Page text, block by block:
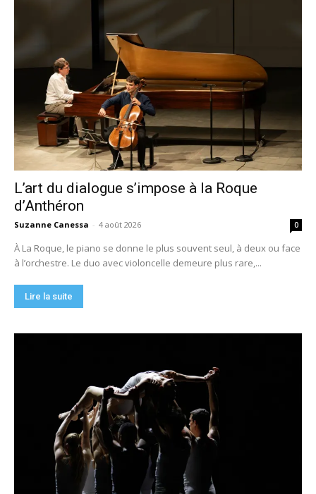
L’art du dialogue s’impose à la Roque
d’Anthéron
Suzanne Canessa - 4 août 2026 0
À La Roque, le piano se donne le plus souvent seul, à deux ou face
à l’orchestre. Le duo avec violoncelle demeure plus rare,...
Lire la suite